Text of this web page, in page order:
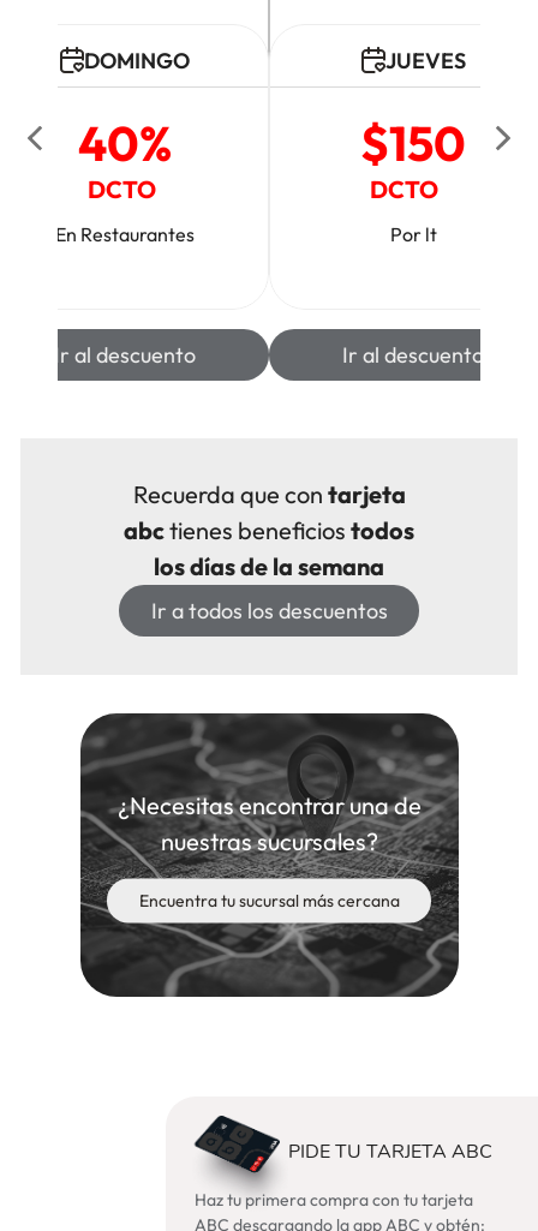
PIDE TU TARJETA ABC
Haz tu primera compra con tu tarjeta
ABC descargando la app ABC y obtén:
View More
DOMINGO
40%
DCTO
En Restaurantes
Ir al descuento
JUEVES
$150
DCTO
Por lt
Ir al descuento
Recuerda que con tarjeta
abctienes beneficios todos
los días de la semana
Ir a todos los descuentos
¿Necesitas encontrar una de
nuestras sucursales?
Encuentra tu sucursal más cercana